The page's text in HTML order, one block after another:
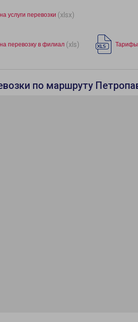
услуги перевозки (xlsx)
перевозку в филиал (xls) Тарифы
по маршруту